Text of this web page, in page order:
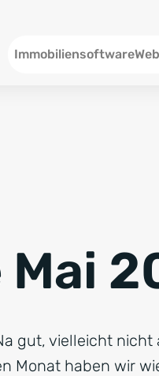
Menü DE
Immobiliensoftware
Mai
gut, vielleicht
Monat haben wir